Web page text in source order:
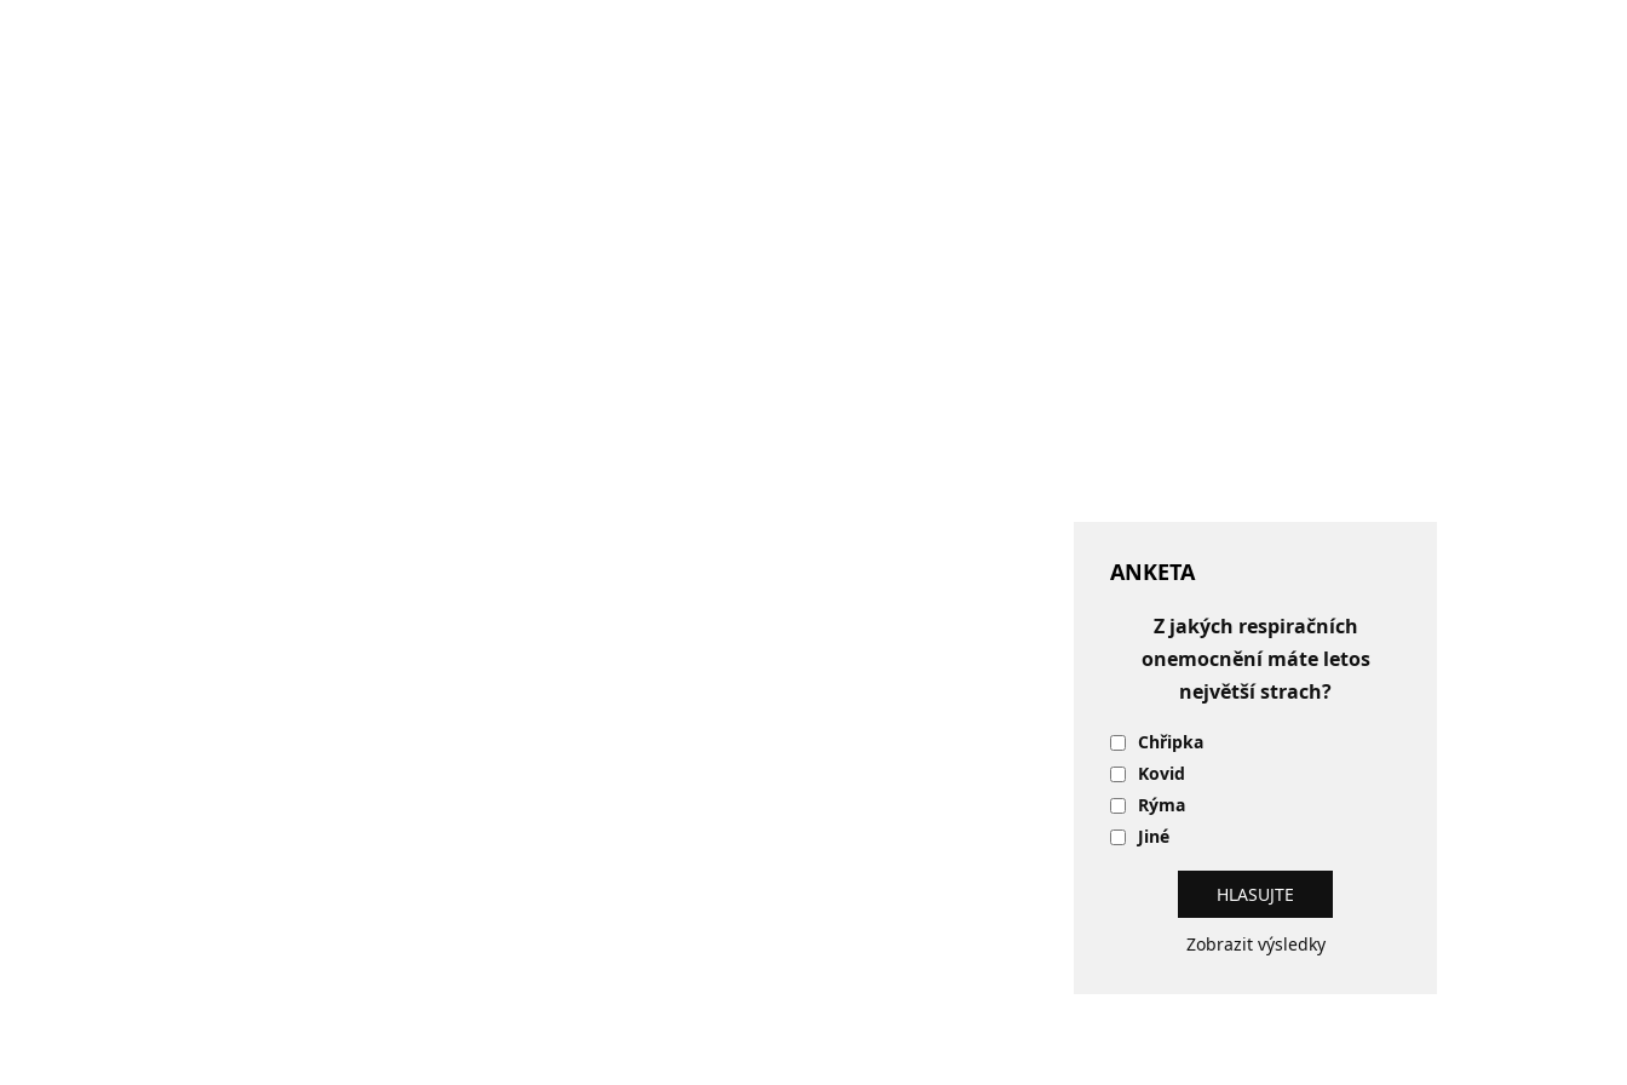
ANKETA
Z jakých respiračních
onemocnění máte letos
největší strach?
Chřipka
Kovid
Rýma
Jiné
Zobrazit výsledky